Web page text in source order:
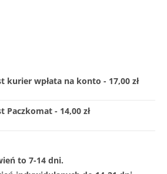
kurier wpłata na konto - 17,00 zł
Paczkomat - 14,00 zł
to 7-14 dni.